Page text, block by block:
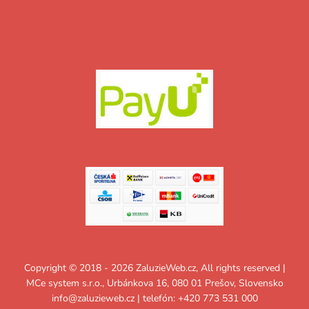
Copyright © 2018 - 2026 ZaluzieWeb.cz, All rights reserved |
MCe system s.r.o., Urbánkova 16, 080 01 Prešov, Slovensko
info@zaluzieweb.cz| telefón: +420 773 531 000